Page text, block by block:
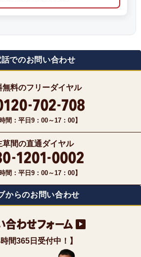
でのお問い合わせ
無料のフリーダイヤル
間：平日9：00～17：00】
草間の直通ダイヤル
間：平日9：00～17：00】
からのお問い合わせ
時間365日受付中！】